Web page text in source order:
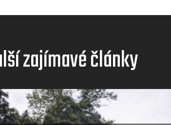
zajímavé články